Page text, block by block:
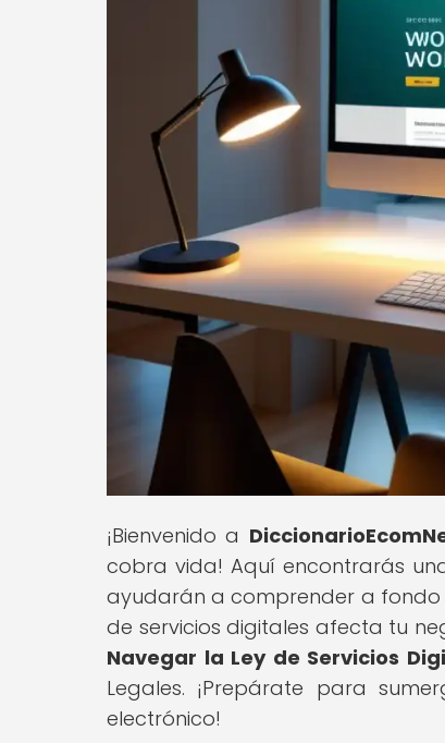
¡Bienvenido a
cobra vida! Aquí encontrarás
ayudarán a comprender a fondo
de servicios digitales afecta tu
Navegar la Ley de Servicios
Legales. ¡Prepárate para
electrónico!